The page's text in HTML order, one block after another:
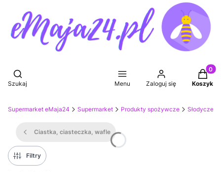
Otwórz wyszukiwarkę
Szukaj Menu Zaloguj się Koszyk
Supermarket eMaja24 Supermarket Produkty spożywcze Słodycze,
Ciastka, ciasteczka, wafle
Filtry